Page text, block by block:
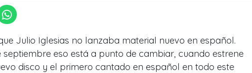
Julio Iglesias no lanzaba material nuevo en español.
septiembre eso está a punto de cambiar, cuando estrene
disco y el primero cantado en español en todo este